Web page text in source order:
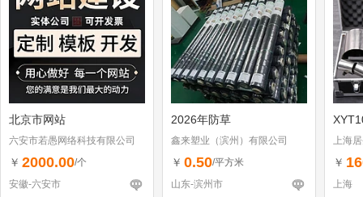
北京市网站
六安市若愚网络科技有限公司
￥ 2000.00/个
安徽-六安市
2026年防草
鑫来塑业（滨州）有限公司
￥ 0.50/平方米
山东-滨州市
上海
￥
上海